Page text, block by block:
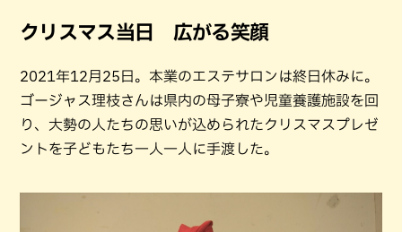
クリスマス当日 広がる笑顔
2021年12月25日。本業のエステサロンは終日休みに。
ゴージャス理枝さんは県内の母子寮や児童養護施設を回
り、大勢の人たちの思いが込められたクリスマスプレゼ
ントを子どもたち一人一人に手渡した。